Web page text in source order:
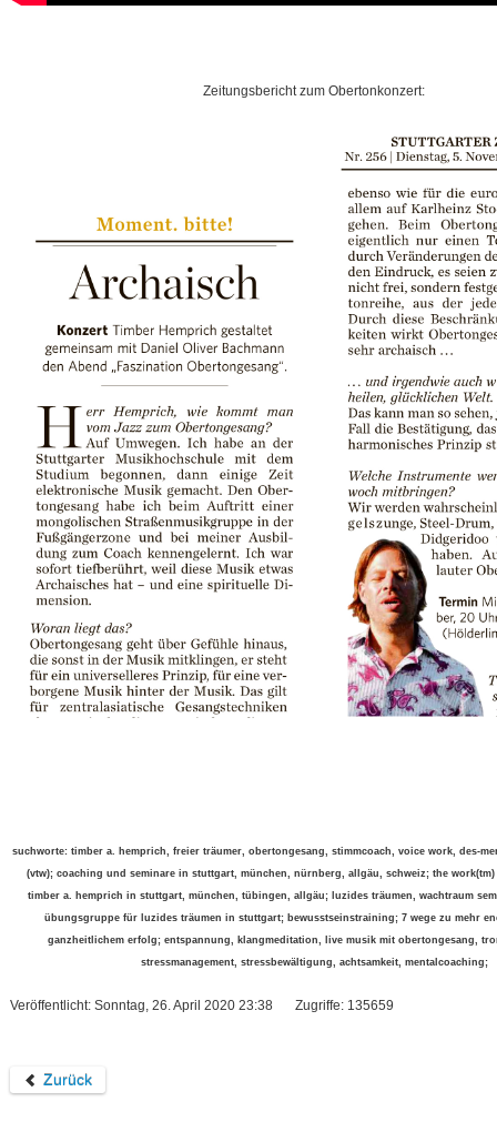
Zeitungsbericht zum Obertonkonzert:
suchworte: timber a. hemprich, freier träumer, obertongesang, stimmcoach, voice work, des-
(vtw); coaching und seminare in stuttgart, münchen, nürnberg, allgäu, schweiz; the
timber a. hemprich in stuttgart, münchen, tübingen, allgäu; luzides träumen, wachtraum
übungsgruppe für luzides träumen in stuttgart; bewusstseinstraining; 7 wege zu mehr
ganzheitlichem erfolg; entspannung, klangmeditation, live musik mit obertongesang,
stressmanagement, stressbewältigung, achtsamkeit, mentalcoaching;
Veröffentlicht: Sonntag, 26. April 2020 23:38 Zugriffe: 135659
Zurück